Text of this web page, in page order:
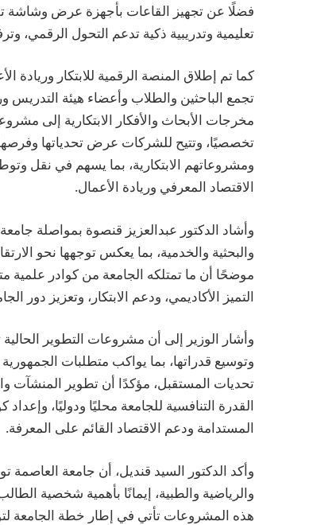
فضلًا عن تجهيز القاعات بأجهزة عرض وشاشة
تعليمية وتدريبية ذكية تدعم التحول الرقمي،
كما تم إطلاق المنصة الرقمية للابتكار وريادة
تجمع الباحثين والطلاب وأعضاء هيئة
تخصصيًا، وتتيح للشركات عرض تحدياتها وفرصها
ومشروعاتهم الابتكارية، بما يسهم في نقل
الاقتصاد المعرفي وريادة الأعمال.
وأشاد الدكتور عبدالعزيز قنصوة بمواصلة جامعة
والبحثية والخدمية، بما يعكس توجهها نحو
موضحًا أن ما تمتلكه الجامعة من كوادر علمية
التميز الأكاديمي، ودعم الابتكار، وتعزيز دور
وأشار الوزير إلى أن مشروعات التطوير
وتوسيع قدراتها، بما يواكب متطلبات
تحديات المستقبل، مؤكدًا أن تطوير المنشآت
القدرة التنافسية للجامعة محليًا ودوليًا،
المستدامة ودعم الاقتصاد القائم على المعرفة.
وأكد الدكتور السيد قنديل، أن جامعة العاصمة
والرياضية والطبية، إيمانًا بأهمية شخصية
هذه المشروعات تأتي في إطار خطة الجامعة